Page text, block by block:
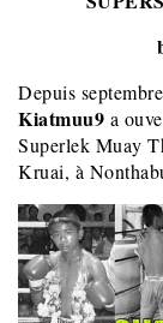
Depuis
Kiatmuu9 a
Superlek Muay
Kruai, à